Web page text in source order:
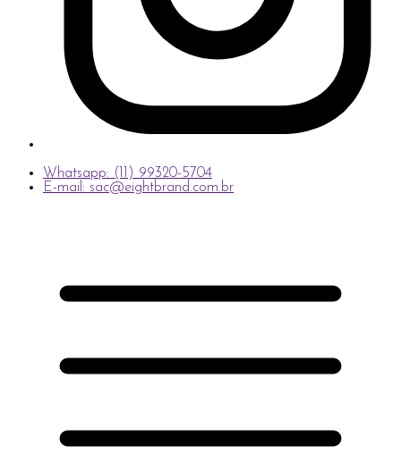
Whatsapp: (11) 99320-5704
E-mail: sac@eightbrand.com.br